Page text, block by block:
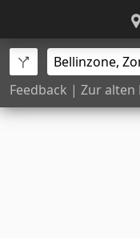
Feedback | Zur alten